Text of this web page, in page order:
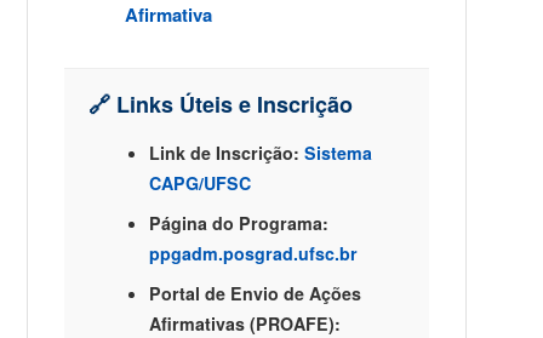
Afirmativa
🔗 Links Úteis e Inscrição
Link de Inscrição: Sistema
CAPG/UFSC
Página do Programa:
ppgadm.posgrad.ufsc.br
Portal de Envio de Ações
Afirmativas (PROAFE):